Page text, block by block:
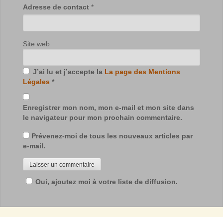
Adresse de contact *
Site web
J’ai lu et j’accepte la La page des Mentions
Légales *
Enregistrer mon nom, mon e-mail et mon site dans
le navigateur pour mon prochain commentaire.
Prévenez-moi de tous les nouveaux articles par
e-mail.
Oui, ajoutez moi à votre liste de diffusion.